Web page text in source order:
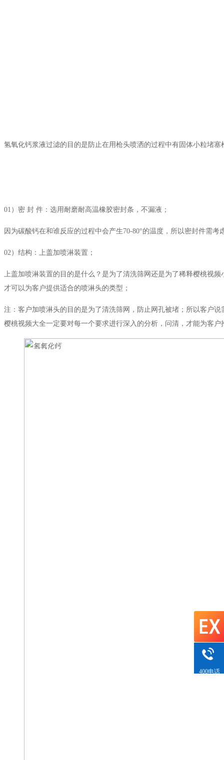
氢氧化钙浆液过滤的目的是防止在用枪头喷洒的过程中有固体小粒堵
01）密 封 件：选用耐磨耐高温橡胶密封条，不漏液；
因为碳酸钙在和谁反应的过程中会产生70-80°的温度，所以密封件需考
02）结构：上盖加喷淋装置；
上盖加喷淋装置的目的是什么？是为了清洗筛网还是为了稀释樱桃视
才可以为客户提供适合的喷淋头的类型；
注：客户加喷淋头的目的是为了清洗筛网，防止网孔被堵；所以客户
樱桃视频大全一定要对每一个要求进行深入的分析，问清，才能为客户
400电话